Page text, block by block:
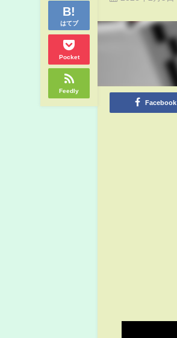
はてブ
Pocket
Feedly
Facebook